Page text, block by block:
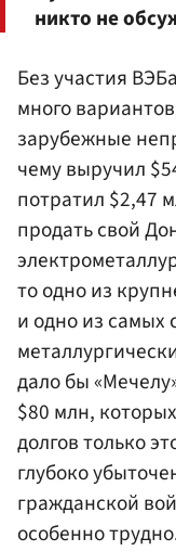
никто не
Без участия
много
зарубежные
чему выручил
потратил $2,47
продать свой
то одно из
и одно из самых
дало бы
$80 млн,
долгов только
глубоко
гражданской
особенно